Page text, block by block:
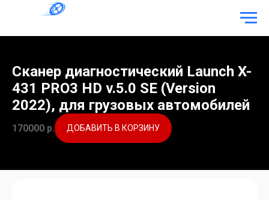
Сканер диагностический Launch X-
431 PRO3 HD v.5.0 SE (Version
2022), для грузовых автомобилей
170000 р. ДОБАВИТЬ В КОРЗИНУ